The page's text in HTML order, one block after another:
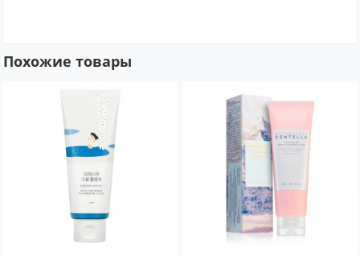
Похожие товары